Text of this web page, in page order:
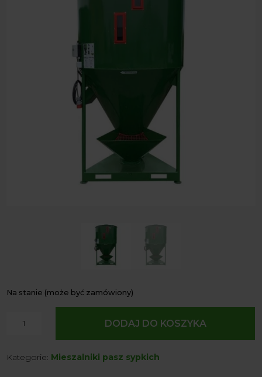
Na stanie (może być zamówiony)
sypkich
DODAJ DO KOSZYKA
Kategorie: Mieszalniki pasz sypkich